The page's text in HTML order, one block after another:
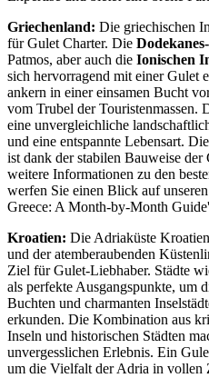
Griechenland: Die griechischen
für Gulet Charter. Die
Patmos, aber auch die Ionischen
sich hervorragend mit einer Gulet
ankern in einer einsamen Bucht
vom Trubel der Touristenmassen.
eine unvergleichliche
und eine entspannte Lebensart.
ist dank der stabilen Bauweise der
weitere Informationen zu den
werfen Sie einen Blick auf
Greece: A Month-by-Month
Kroatien: Die Adriaküste
und der atemberaubenden
Ziel für Gulet-Liebhaber. Städte
als perfekte Ausgangspunkte, um
Buchten und charmanten
erkunden. Die Kombination aus
Inseln und historischen Städten
unvergesslichen Erlebnis. Ein
um die Vielfalt der Adria in vollen